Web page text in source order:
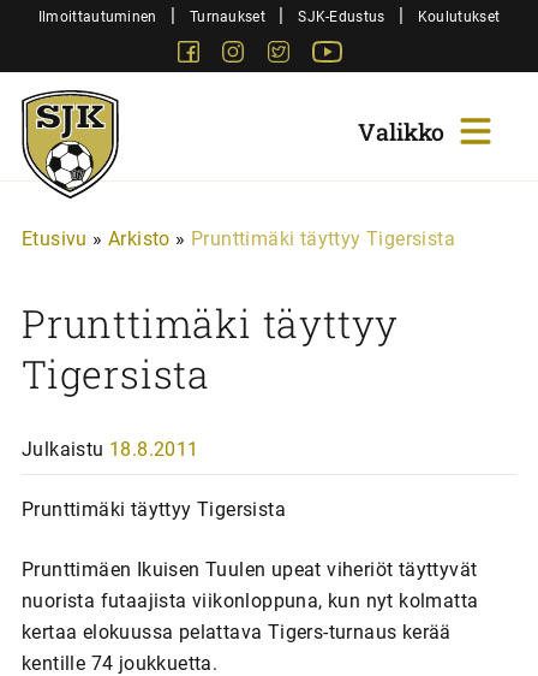
SiirryIlmoittautuminen | Turnaukset | SJK-Edustus | Koulutukset
FacebookInstagram
Twitter
Sjk-
Juniorit
Etusivu » Arkisto » Prunttimäki täyttyy Tigersista
Prunttimäki täyttyy
Tigersista
Julkaistu 18.8.2011
Prunttimäki täyttyy Tigersista
Prunttimäen Ikuisen Tuulen upeat viheriöt täyttyvät
nuorista futaajista viikonloppuna, kun nyt kolmatta
kertaa elokuussa pelattava Tigers-turnaus kerää
kentille 74 joukkuetta.